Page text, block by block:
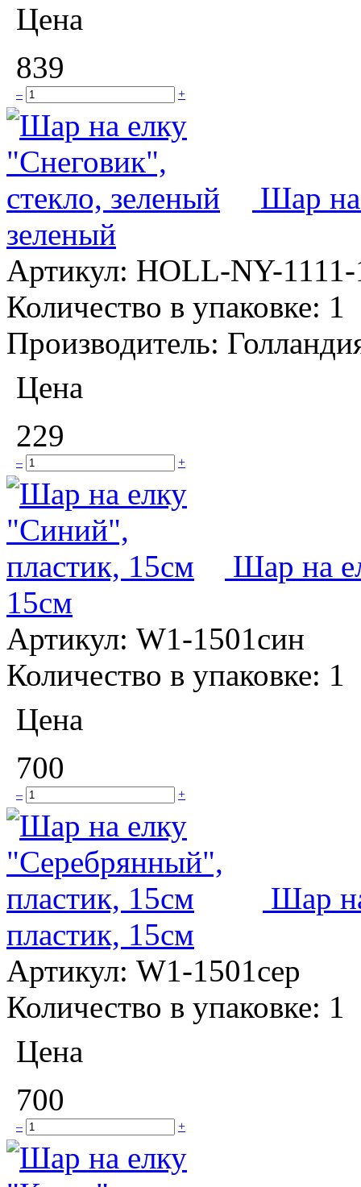
Цена
839
– +
Шар на
зеленый
Артикул: HOLL-NY-1111-
Количество в упаковке: 1
Производитель:
Цена
229
– +
Шар на
15см
Артикул: W1-1501син
Количество в упаковке: 1
Цена
700
– +
Шар
пластик, 15см
Артикул: W1-1501сер
Количество в упаковке: 1
Цена
700
– +